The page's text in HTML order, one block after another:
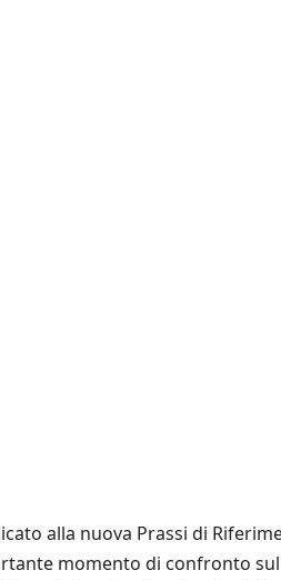
alla nuova Prassi di
momento di confronto